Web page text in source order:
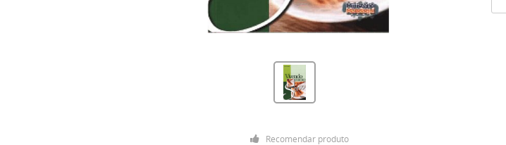
Recomendar produto